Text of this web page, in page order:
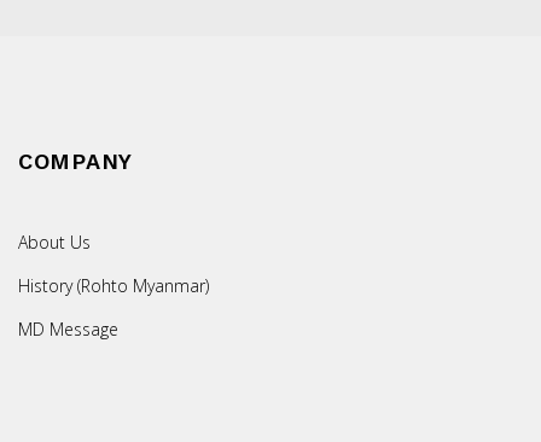
COMPANY
About Us
History (Rohto Myanmar)
MD Message